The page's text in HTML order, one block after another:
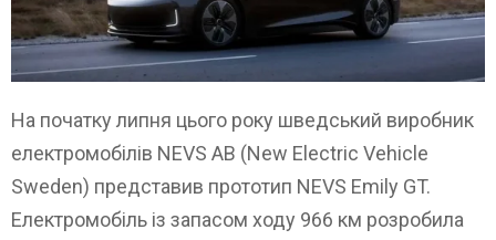
На початку липня цього року шведський виробник
електромобілів NEVS AB (New Electric Vehicle
Sweden) представив прототип NEVS Emily GT.
Електромобіль із запасом ходу 966 км розробила